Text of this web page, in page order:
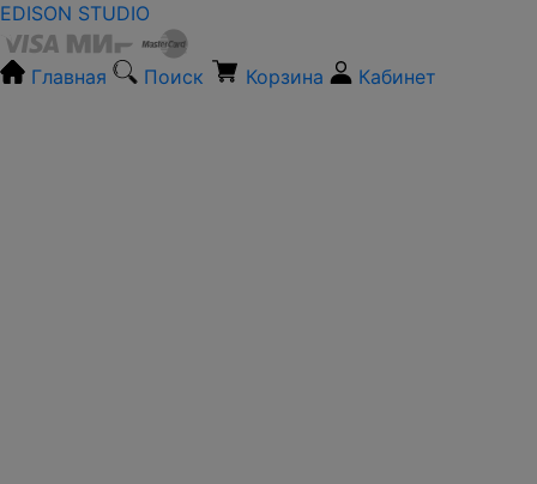
EDISON STUDIO
Главная Поиск Корзина Кабинет